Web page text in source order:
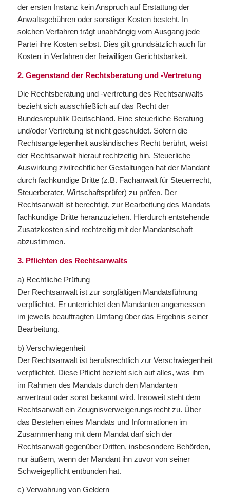
der ersten Instanz kein Anspruch auf Erstattung der
Anwaltsgebühren oder sonstiger Kosten besteht. In
solchen Verfahren trägt unabhängig vom Ausgang jede
Partei ihre Kosten selbst. Dies gilt grundsätzlich auch für
Kosten in Verfahren der freiwilligen Gerichtsbarkeit.
2. Gegenstand der Rechtsberatung und -Vertretung
Die Rechtsberatung und -vertretung des Rechtsanwalts
bezieht sich ausschließlich auf das Recht der
Bundesrepublik Deutschland. Eine steuerliche Beratung
und/oder Vertretung ist nicht geschuldet. Sofern die
Rechtsangelegenheit ausländisches Recht berührt, weist
der Rechtsanwalt hierauf rechtzeitig hin. Steuerliche
Auswirkung zivilrechtlicher Gestaltungen hat der Mandant
durch fachkundige Dritte (z.B. Fachanwalt für Steuerrecht,
Steuerberater, Wirtschaftsprüfer) zu prüfen. Der
Rechtsanwalt ist berechtigt, zur Bearbeitung des Mandats
fachkundige Dritte heranzuziehen. Hierdurch entstehende
Zusatzkosten sind rechtzeitig mit der Mandantschaft
abzustimmen.
3. Pflichten des Rechtsanwalts
a) Rechtliche Prüfung
Der Rechtsanwalt ist zur sorgfältigen Mandatsführung
verpflichtet. Er unterrichtet den Mandanten angemessen
im jeweils beauftragten Umfang über das Ergebnis seiner
Bearbeitung.
b) Verschwiegenheit
Der Rechtsanwalt ist berufsrechtlich zur Verschwiegenheit
verpflichtet. Diese Pflicht bezieht sich auf alles, was ihm
im Rahmen des Mandats durch den Mandanten
anvertraut oder sonst bekannt wird. Insoweit steht dem
Rechtsanwalt ein Zeugnisverweigerungsrecht zu. Über
das Bestehen eines Mandats und Informationen im
Zusammenhang mit dem Mandat darf sich der
Rechtsanwalt gegenüber Dritten, insbesondere Behörden,
nur äußern, wenn der Mandant ihn zuvor von seiner
Schweigepflicht entbunden hat.
c) Verwahrung von Geldern